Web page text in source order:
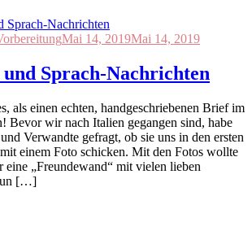
Mai 14, 2019Mai 14, 2019
und Sprach-Nachrichten
als einen echten, handgeschriebenen Brief im
Bevor wir nach Italien gegangen sind, habe
Verwandte gefragt, ob sie uns in den ersten
einem Foto schicken. Mit den Fotos wollte
„Freundewand“ mit vielen lieben
[…]